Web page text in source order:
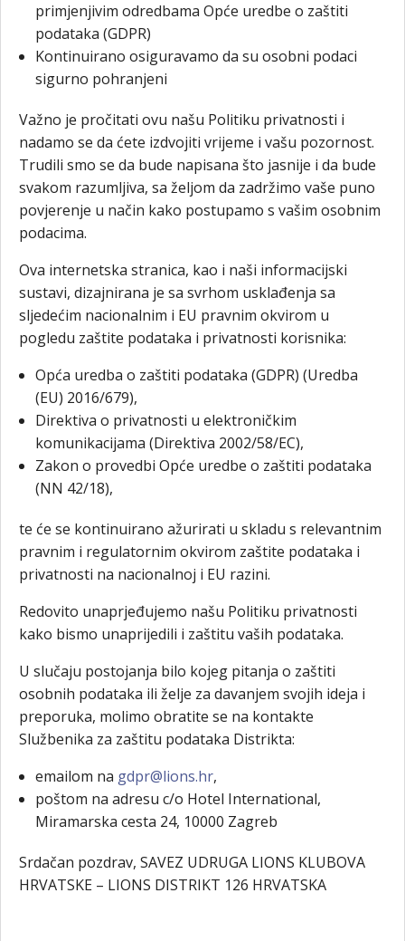
primjenjivim odredbama Opće uredbe o zaštiti
podataka (GDPR)
Kontinuirano osiguravamo da su osobni podaci
sigurno pohranjeni
Važno je pročitati ovu našu Politiku privatnosti i
nadamo se da ćete izdvojiti vrijeme i vašu pozornost.
Trudili smo se da bude napisana što jasnije i da bude
svakom razumljiva, sa željom da zadržimo vaše puno
povjerenje u način kako postupamo s vašim osobnim
podacima.
Ova internetska stranica, kao i naši informacijski
sustavi, dizajnirana je sa svrhom usklađenja sa
sljedećim nacionalnim i EU pravnim okvirom u
pogledu zaštite podataka i privatnosti korisnika:
Opća uredba o zaštiti podataka (GDPR) (Uredba
(EU) 2016/679),
Direktiva o privatnosti u elektroničkim
komunikacijama (Direktiva 2002/58/EC),
Zakon o provedbi Opće uredbe o zaštiti podataka
(NN 42/18),
te će se kontinuirano ažurirati u skladu s relevantnim
pravnim i regulatornim okvirom zaštite podataka i
privatnosti na nacionalnoj i EU razini.
​Redovito unaprjeđujemo našu Politiku privatnosti
kako bismo unaprijedili i zaštitu vaših podataka.
U slučaju postojanja bilo kojeg pitanja o zaštiti
osobnih podataka ili želje za davanjem svojih ideja i
preporuka, molimo obratite se na kontakte
Službenika za zaštitu podataka Distrikta:
emailom na gdpr@lions.hr,
poštom na adresu c/o Hotel International,
Miramarska cesta 24, 10000 Zagreb
Srdačan pozdrav, SAVEZ UDRUGA LIONS KLUBOVA
HRVATSKE – LIONS DISTRIKT 126 HRVATSKA